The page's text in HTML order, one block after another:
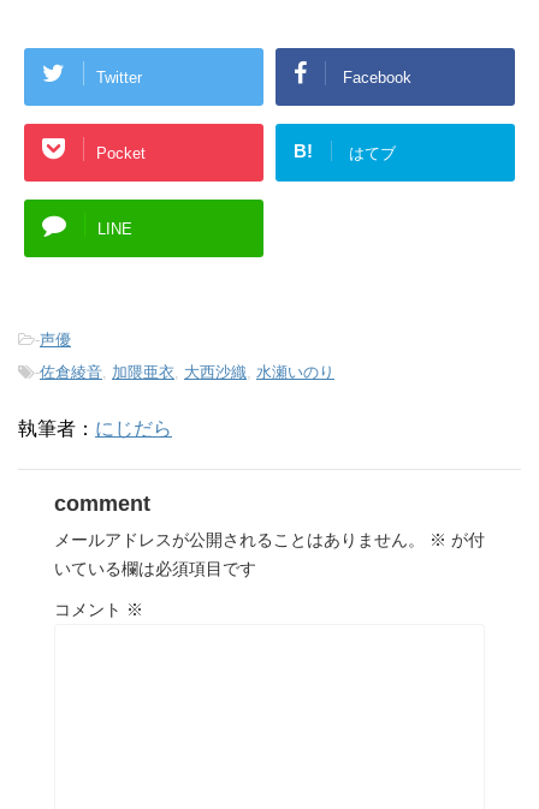
Twitter Facebook
Pocket B! はてブ
LINE
-声優
-佐倉綾音, 加隈亜衣, 大西沙織, 水瀬いのり
執筆者： にじだら
comment
メールアドレスが公開されることはありません。 ※ が付
いている欄は必須項目です
コメント ※